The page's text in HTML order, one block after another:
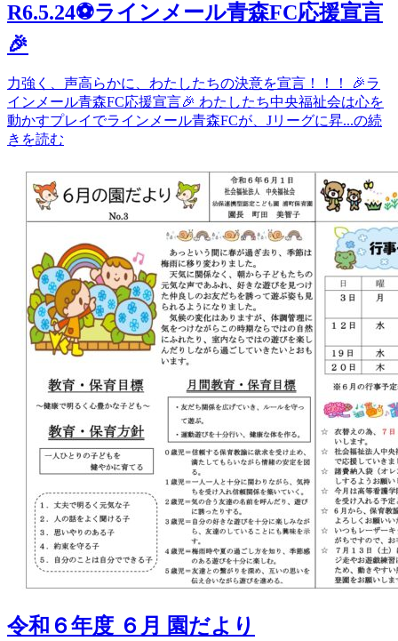
R6.5.24⚽ラインメール青森FC応援宣言
🎉
力強く、声高らかに、わたしたちの決意を宣言！！！ 🎉ラ
インメール青森FC応援宣言🎉 わたしたち中央福祉会は心を
動かすプレイでラインメール青森FCが、Jリーグに昇...の続
きを読む
令和６年度 ６月 園だより